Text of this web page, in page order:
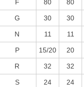
F 80 80
G 30 30
N 11 11
P 15/20 20
R 32 32
S 24 24